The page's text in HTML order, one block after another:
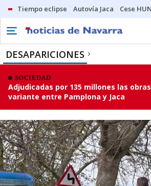
Tiempo eclipse Autovía Jaca Cese HUN
DESAPARICIONES
SOCIEDAD
Adjudicadas por 135 millones las
variante entre Pamplona y Jaca